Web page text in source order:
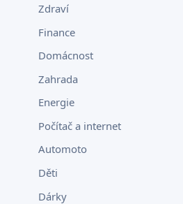
Zdraví
Finance
Domácnost
Zahrada
Energie
Počítač a internet
Automoto
Děti
Dárky